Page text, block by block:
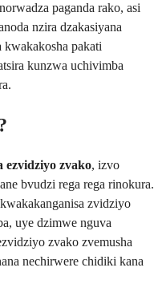
paganda rako, asi
nzira dzakasiyana
kwakakosha pakati
kunzwa uchivimba
ezvidziyo zvako, izvo
bvudzi rega rega rinokura.
zvidziyo
uye dzimwe nguva
zvako zvemusha
nechirwere chidiki kana